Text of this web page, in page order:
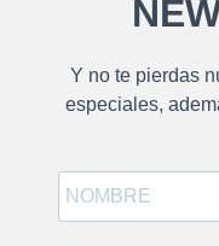
Y no te pierdas
especiales,